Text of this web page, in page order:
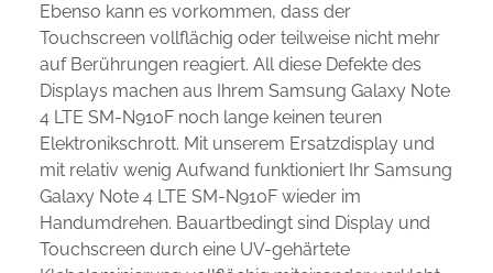
Ebenso kann es vorkommen, dass der
Touchscreen vollflächig oder teilweise nicht mehr
auf Berührungen reagiert. All diese Defekte des
Displays machen aus Ihrem Samsung Galaxy Note
4 LTE SM-N910F noch lange keinen teuren
Elektronikschrott. Mit unserem Ersatzdisplay und
mit relativ wenig Aufwand funktioniert Ihr Samsung
Galaxy Note 4 LTE SM-N910F wieder im
Handumdrehen. Bauartbedingt sind Display und
Touchscreen durch eine UV-gehärtete